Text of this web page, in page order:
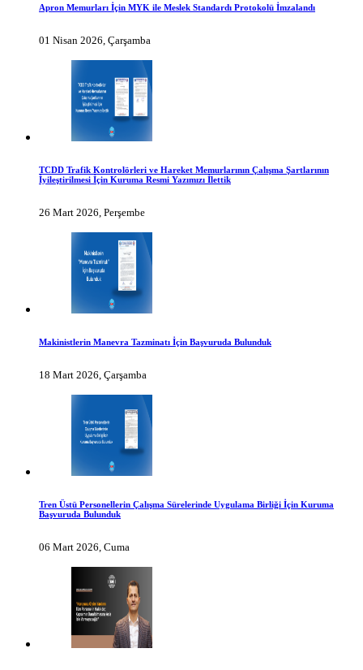
Apron Memurları İçin MYK ile Meslek Standardı Protokolü İmzalandı
01 Nisan 2026, Çarşamba
TCDD Trafik Kontrolörleri ve Hareket Memurlarının Çalışma Şartlarının
İyileştirilmesi İçin Kuruma Resmi Yazımızı İlettik
26 Mart 2026, Perşembe
Makinistlerin Manevra Tazminatı İçin Başvuruda Bulunduk
18 Mart 2026, Çarşamba
Tren Üstü Personellerin Çalışma Sürelerinde Uygulama Birliği İçin Kuruma
Başvuruda Bulunduk
06 Mart 2026, Cuma